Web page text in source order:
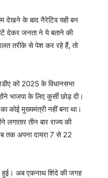
देखने के बाद नैरेटिव यही बन
देकर जनता ने ये बताने की
तरीके से पेश कर रहे हैं, तो
को 2025 के विधानसभा
भाजपा के लिए कुर्सी छोड़ दी।
कोई मुख्यमंत्री नहीं बना था।
तीन बार राज्य की
तक अपना दायरा 7 से 22
हुई। अब एकनाथ शिंदे की जगह